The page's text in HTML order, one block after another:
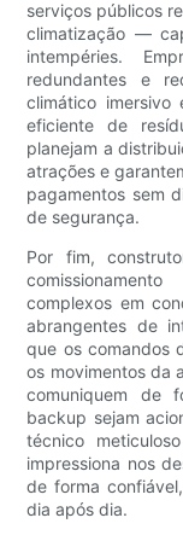
serviços públicos
climatização —
intempéries.
redundantes e
climático imersivo
eficiente de
planejam a
atrações e
pagamentos sem
de segurança.
Por fim,
complexos em
abrangentes de
que os comandos
os movimentos da
comuniquem de
backup sejam
técnico
impressiona nos
de forma
dia após dia.